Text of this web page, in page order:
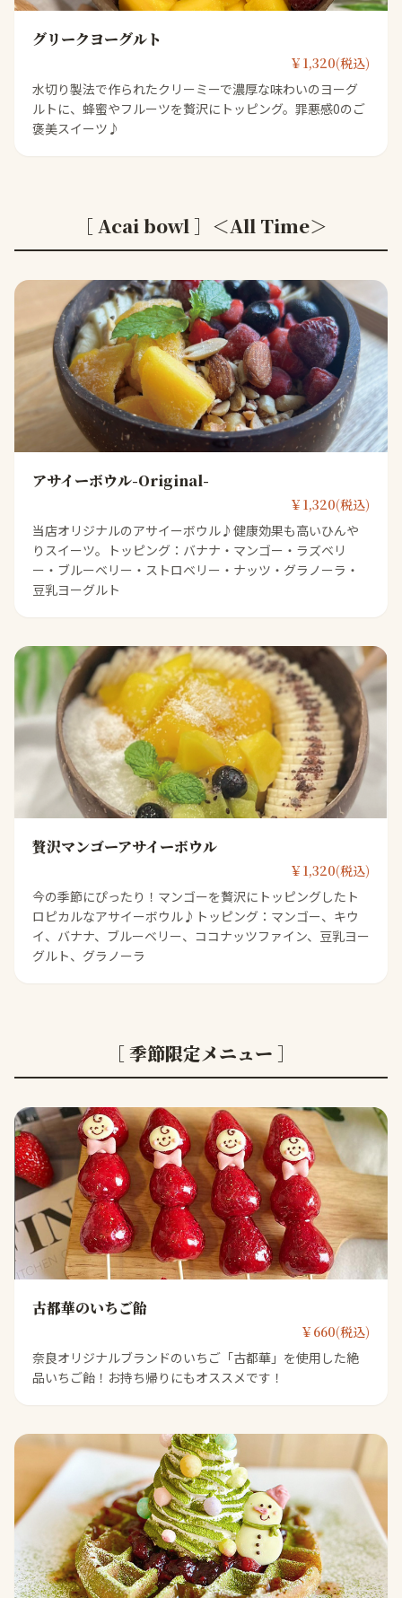
グリークヨーグルト
￥1,320(税込)
水切り製法で作られたクリーミーで濃厚な味わいのヨーグ
ルトに、蜂蜜やフルーツを贅沢にトッピング。罪悪感0のご
褒美スイーツ♪
［ Acai bowl ］＜All Time＞
アサイーボウル-Original-
￥1,320(税込)
当店オリジナルのアサイーボウル♪健康効果も高いひんや
りスイーツ。トッピング：バナナ・マンゴー・ラズベリ
ー・ブルーベリー・ストロベリー・ナッツ・グラノーラ・
豆乳ヨーグルト
贅沢マンゴーアサイーボウル
￥1,320(税込)
今の季節にぴったり！マンゴーを贅沢にトッピングしたト
ロピカルなアサイーボウル♪トッピング：マンゴー、キウ
イ、バナナ、ブルーベリー、ココナッツファイン、豆乳ヨー
グルト、グラノーラ
［ 季節限定メニュー ］
古都華のいちご飴
￥660(税込)
奈良オリジナルブランドのいちご「古都華」を使用した絶
品いちご飴！お持ち帰りにもオススメです！